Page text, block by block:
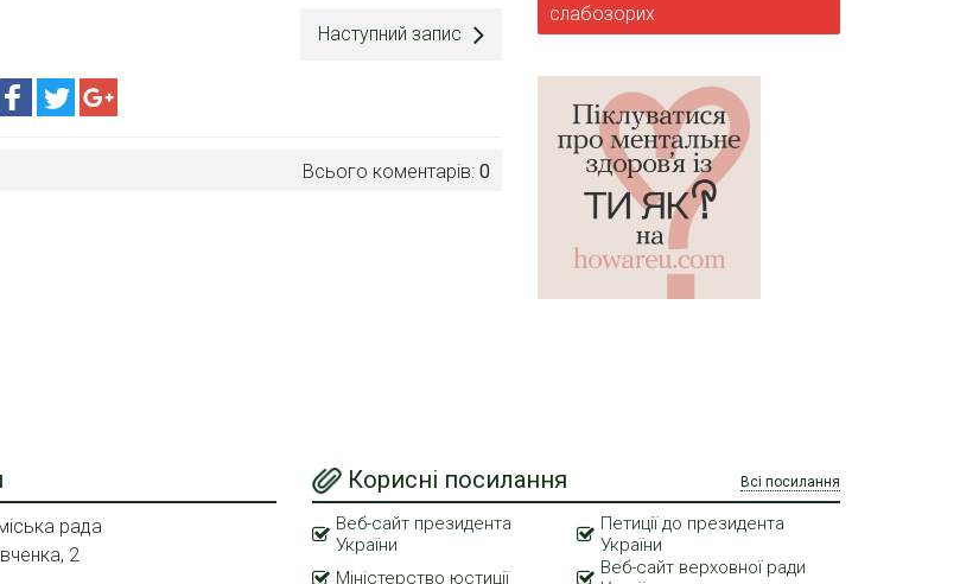
Наступний запис
Всього коментарів: 0
слабозорих
рада
2
Корисні посилання Всі посилання
Веб-сайт президента
України
Петиції до президента
України
Міністерство юстиції
Веб-сайт верховної ради